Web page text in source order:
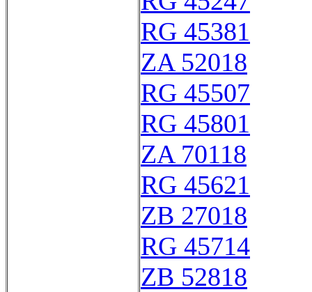
RG 45381
ZA 52018
RG 45507
RG 45801
ZA 70118
RG 45621
ZB 27018
RG 45714
ZB 52818